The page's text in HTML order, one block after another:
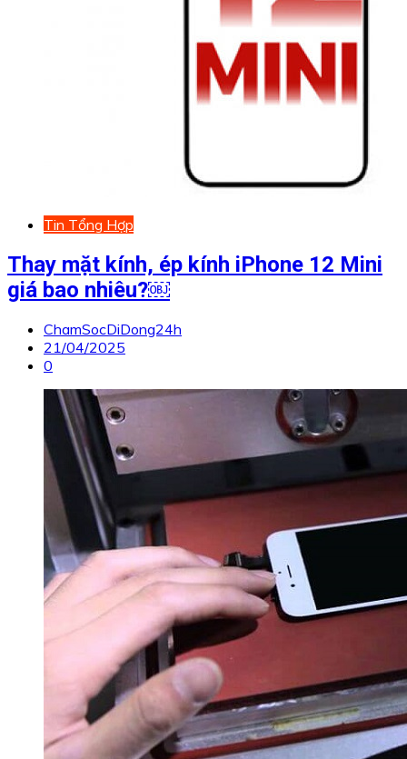
Tin Tổng Hợp
Thay mặt kính, ép kính iPhone 12 Mini
giá bao nhiêu?￼
ChamSocDiDong24h
21/04/2025
0